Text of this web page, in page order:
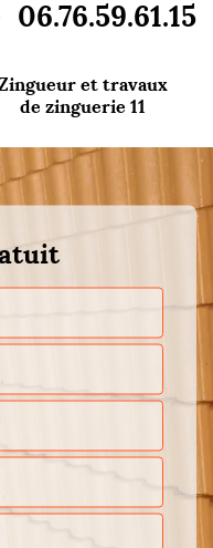
06.76.59.61.15
et travaux
de zinguerie 11